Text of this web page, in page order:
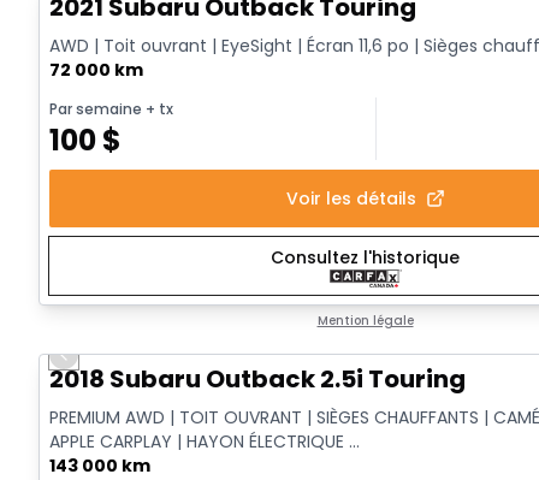
2021 Subaru Outback Touring
AWD | Toit ouvrant | EyeSight | Écran 11,6 po | Sièges
72 000 km
Par semaine + tx
100$
Voir les détails
Consultez l'historique
Mention légale
Previous slide
2018 Subaru Outback 2.5i Touring
PREMIUM AWD | TOIT OUVRANT | SIÈGES CHAUFFANTS |
APPLE CARPLAY | HAYON ÉLECTRIQUE ...
143 000 km